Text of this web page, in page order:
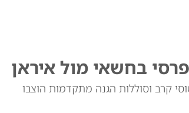
בחשאי מול איראן
מטוסי קרב וסוללות הגנה מתקדמות הוצבו